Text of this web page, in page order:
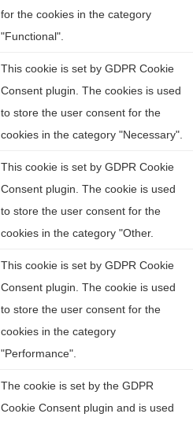
for the cookies in the category
"Functional".
This cookie is set by GDPR Cookie
Consent plugin. The cookies is used
to store the user consent for the
cookies in the category "Necessary".
This cookie is set by GDPR Cookie
Consent plugin. The cookie is used
to store the user consent for the
cookies in the category "Other.
This cookie is set by GDPR Cookie
Consent plugin. The cookie is used
to store the user consent for the
cookies in the category
"Performance".
The cookie is set by the GDPR
Cookie Consent plugin and is used